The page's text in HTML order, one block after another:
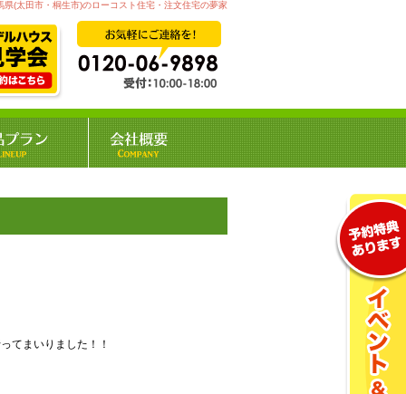
県(太田市・桐生市)のローコスト住宅・注文住宅の夢家
てまいりました！！